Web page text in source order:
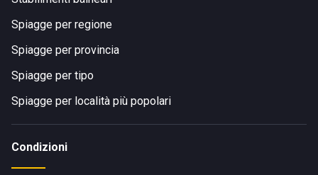
Spiagge per regione
Spiagge per provincia
Spiagge per tipo
Spiagge per località più popolari
Condizioni